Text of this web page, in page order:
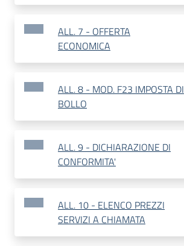
ALL. 7 - OFFERTA
ECONOMICA
ALL. 8 - MOD. F23 IMPOSTA DI
BOLLO
ALL. 9 - DICHIARAZIONE DI
CONFORMITA'
ALL. 10 - ELENCO PREZZI
SERVIZI A CHIAMATA